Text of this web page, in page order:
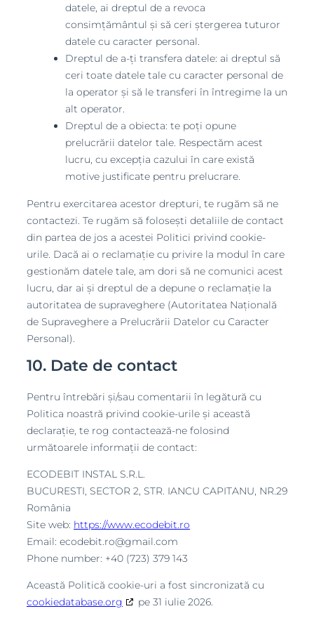
datele, ai dreptul de a revoca
consimțământul și să ceri ștergerea tuturor
datele cu caracter personal.
Dreptul de a-ți transfera datele: ai dreptul să
ceri toate datele tale cu caracter personal de
la operator și să le transferi în întregime la un
alt operator.
Dreptul de a obiecta: te poți opune
prelucrării datelor tale. Respectăm acest
lucru, cu excepția cazului în care există
motive justificate pentru prelucrare.
Pentru exercitarea acestor drepturi, te rugăm să ne
contactezi. Te rugăm să folosești detaliile de contact
din partea de jos a acestei Politici privind cookie-
urile. Dacă ai o reclamație cu privire la modul în care
gestionăm datele tale, am dori să ne comunici acest
lucru, dar ai și dreptul de a depune o reclamație la
autoritatea de supraveghere (Autoritatea Națională
de Supraveghere a Prelucrării Datelor cu Caracter
Personal).
10. Date de contact
Pentru întrebări și/sau comentarii în legătură cu
Politica noastră privind cookie-urile și această
declarație, te rog contactează-ne folosind
următoarele informații de contact:
ECODEBIT INSTAL S.R.L.
BUCURESTI, SECTOR 2, STR. IANCU CAPITANU, NR.29
România
Site web: https://www.ecodebit.ro
Email: ecodebit.ro@gmail.com
Phone number: +40 (723) 379 143
Această Politică cookie-uri a fost sincronizată cu
cookiedatabase.org
pe 31 iulie 2026.